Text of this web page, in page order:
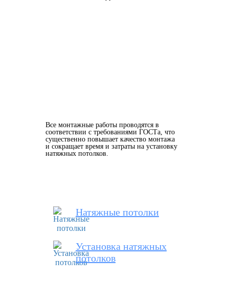
Все монтажные работы проводятся в
соответствии с требованиями ГОСТа, что
существенно повышает качество монтажа
и сокращает время и затраты на установку
натяжных потолков.
Натяжные потолки
Установка натяжных
потолков